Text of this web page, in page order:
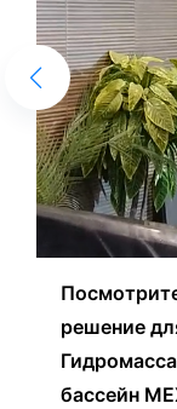
решение
бассейн